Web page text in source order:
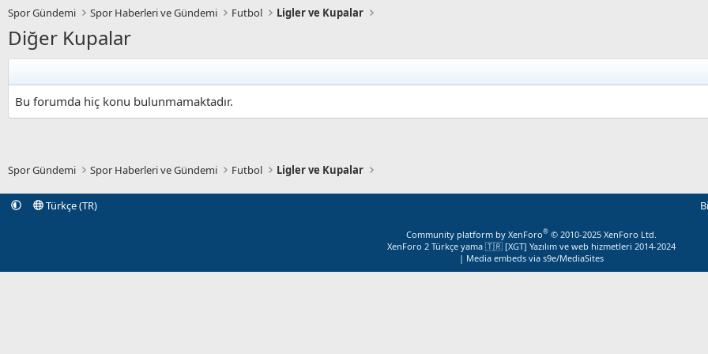
Spor Gündemi Spor Haberleri ve Gündemi Futbol Ligler ve Kupalar
Diğer Kupalar
Bu forumda hiç konu bulunmamaktadır.
Spor Gündemi Spor Haberleri ve Gündemi Futbol Ligler ve Kupalar
Türkçe (TR)
Community platform by XenForo® © 2010-2025 XenForo Ltd.
XenForo 2 Türkçe yama 🇹🇷 [XGT] Yazılım ve web hizmetleri 2014-2024
| Media embeds via s9e/MediaSites